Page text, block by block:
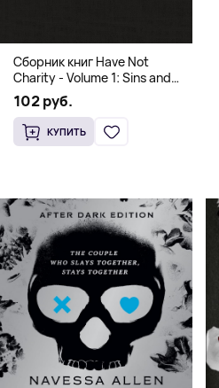
Сборник книг Have Not
Charity - Volume 1: Sins and
Volume 2: Virtues
102 руб.
КУПИТЬ